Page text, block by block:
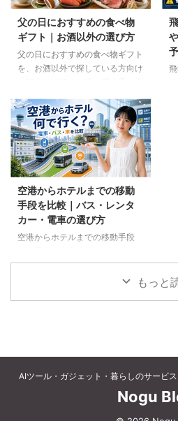
父の日におすすめの食べ物
ギフト｜お酒以外の選び方
父の日におすすめの食べ物ギフト
を、お酒以外で探している方向け
など、父の好みに合わせた選び方
と注意点を解説します。
空港からホテルまでの移動
手段を比較｜バス・レンタ
カー・電車の選び方
空港からホテルまでの移動手段
ス、タクシー、レンタカーで比較
します。料金、荷物、人数、到着もっと
AIツール・ガジェット・暮らしのサービ
Nogu